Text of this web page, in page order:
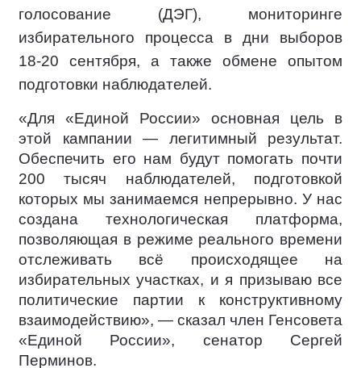
голосование (ДЭГ), мониторинге
избирательного процесса в дни выборов
18-20 сентября, а также обмене опытом
подготовки наблюдателей.
«Для «Единой России» основная цель в
этой кампании — легитимный результат.
Обеспечить его нам будут помогать почти
200 тысяч наблюдателей, подготовкой
которых мы занимаемся непрерывно. У нас
создана технологическая платформа,
позволяющая в режиме реального времени
отслеживать всё происходящее на
избирательных участках, и я призываю все
политические партии к конструктивному
взаимодействию», — сказал член Генсовета
«Единой России», сенатор Сергей
Перминов.